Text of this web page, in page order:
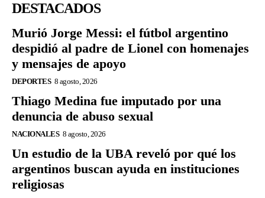
DESTACADOS
Murió Jorge Messi: el fútbol argentino
despidió al padre de Lionel con homenajes
y mensajes de apoyo
DEPORTES 8 agosto, 2026
Thiago Medina fue imputado por una
denuncia de abuso sexual
NACIONALES 8 agosto, 2026
Un estudio de la UBA reveló por qué los
argentinos buscan ayuda en instituciones
religiosas